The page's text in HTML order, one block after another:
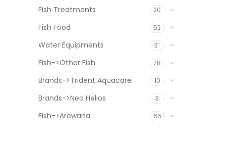
Fish Treatments 20
Fish Food 52
Water Equipments 31
Fish->Other Fish 78
Brands->Trident Aquacare 10
Brands->Neo Helios 3
Fish->Arowana 66